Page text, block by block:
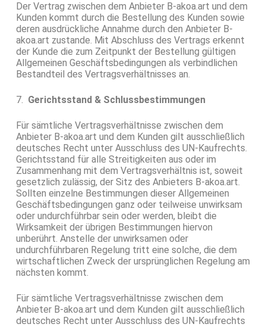
Der Vertrag zwischen dem Anbieter B-akoa.art und dem
Kunden kommt durch die Bestellung des Kunden sowie
deren ausdrückliche Annahme durch den Anbieter B-
akoa.art zustande. Mit Abschluss des Vertrags erkennt
der Kunde die zum Zeitpunkt der Bestellung gültigen
Allgemeinen Geschäftsbedingungen als verbindlichen
Bestandteil des Vertragsverhältnisses an.
7. Gerichtsstand & Schlussbestimmungen
Für sämtliche Vertragsverhältnisse zwischen dem
Anbieter B-akoa.art und dem Kunden gilt ausschließlich
deutsches Recht unter Ausschluss des UN-Kaufrechts.
Gerichtsstand für alle Streitigkeiten aus oder im
Zusammenhang mit dem Vertragsverhältnis ist, soweit
gesetzlich zulässig, der Sitz des Anbieters B-akoa.art.
Sollten einzelne Bestimmungen dieser Allgemeinen
Geschäftsbedingungen ganz oder teilweise unwirksam
oder undurchführbar sein oder werden, bleibt die
Wirksamkeit der übrigen Bestimmungen hiervon
unberührt. Anstelle der unwirksamen oder
undurchführbaren Regelung tritt eine solche, die dem
wirtschaftlichen Zweck der ursprünglichen Regelung am
nächsten kommt.
Für sämtliche Vertragsverhältnisse zwischen dem
Anbieter B-akoa.art und dem Kunden gilt ausschließlich
deutsches Recht unter Ausschluss des UN-Kaufrechts